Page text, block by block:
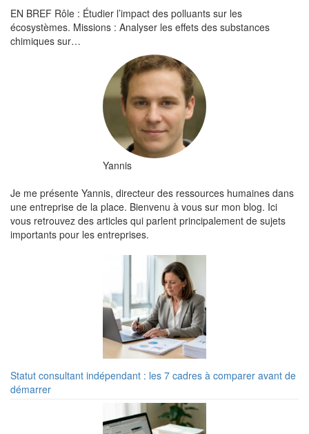
EN BREF Rôle : Étudier l’impact des polluants sur les
écosystèmes. Missions : Analyser les effets des substances
chimiques sur…
Yannis
Je me présente Yannis, directeur des ressources humaines dans
une entreprise de la place. Bienvenu à vous sur mon blog. Ici
vous retrouvez des articles qui parlent principalement de sujets
importants pour les entreprises.
Statut consultant indépendant : les 7 cadres à comparer avant de
démarrer